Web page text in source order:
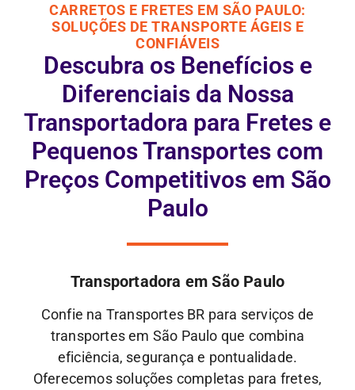
CARRETOS E FRETES EM SÃO PAULO:
SOLUÇÕES DE TRANSPORTE ÁGEIS E
CONFIÁVEIS
Descubra os Benefícios e
Diferenciais da Nossa
Transportadora para Fretes e
Pequenos Transportes com
Preços Competitivos em São
Paulo
Transportadora em São Paulo
Confie na Transportes BR para serviços de
transportes em São Paulo que combina
eficiência, segurança e pontualidade.
Oferecemos soluções completas para fretes,